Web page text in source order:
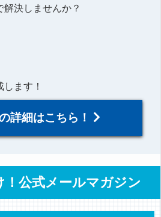
決しませんか？
ます！
詳細はこちら！
！公式メールマガジン